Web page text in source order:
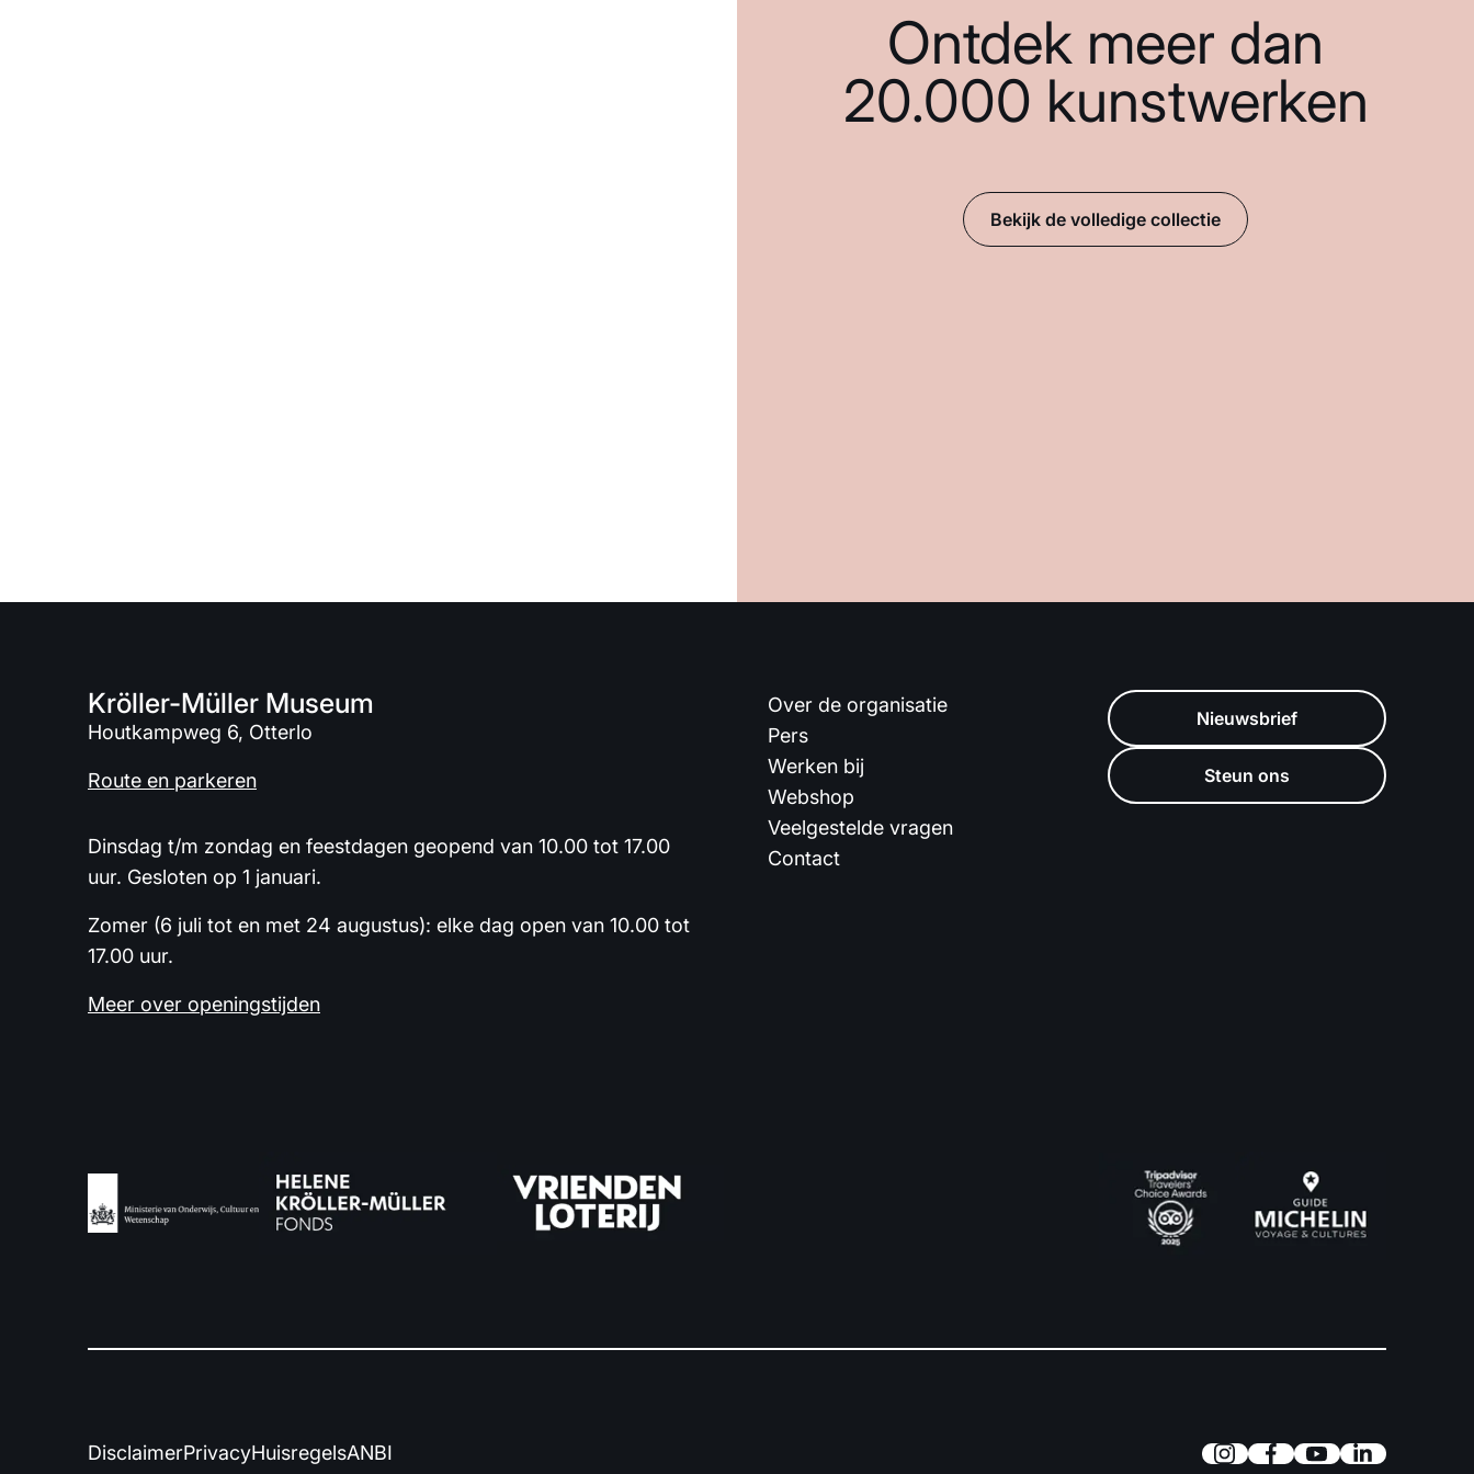
Ontdek meer dan
20.000 kunstwerken
Bekijk de volledige collectie
Kröller-Müller Museum
Houtkampweg 6, Otterlo
Route en parkeren
Dinsdag t/m zondag en feestdagen geopend van 10.00 tot 17.00
uur. Gesloten op 1 januari.
Zomer (6 juli tot en met 24 augustus): elke dag open van 10.00 tot
17.00 uur.
Meer over openingstijden
Over de organisatie
Pers
Werken bij
Webshop
Veelgestelde vragen
Contact
Nieuwsbrief
Steun ons
DisclaimerPrivacyHuisregelsANBI